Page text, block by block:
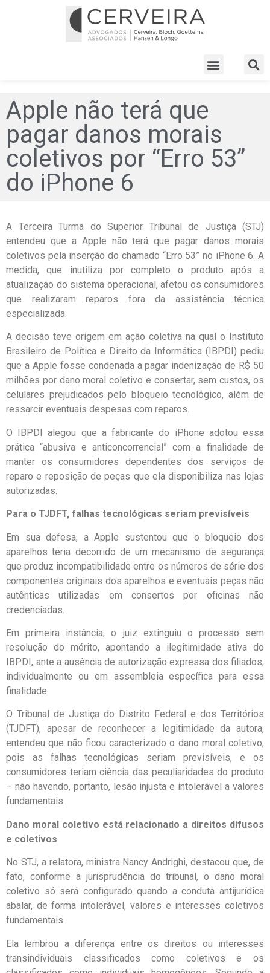
Apple não terá que
pagar danos morais
coletivos por “Erro 53”
do iPhone 6
A Terceira Turma do Superior Tribunal de Justiça (STJ)
entendeu que a Apple não terá que pagar danos morais
coletivos pela inserção do chamado “Erro 53” no iPhone 6. A
medida, que inutiliza por completo o produto após a
atualização do sistema operacional, afetou os consumidores
que realizaram reparos fora da assistência técnica
especializada.
A decisão teve origem em ação coletiva na qual o Instituto
Brasileiro de Política e Direito da Informática (IBPDI) pediu
que a Apple fosse condenada a pagar indenização de R$ 50
milhões por dano moral coletivo e consertar, sem custos, os
celulares prejudicados pelo bloqueio tecnológico, além de
ressarcir eventuais despesas com reparos.
O IBPDI alegou que a fabricante do iPhone adotou essa
prática “abusiva e anticoncorrencial” com a finalidade de
manter os consumidores dependentes dos serviços de
reparo e reposição de peças que ela disponibiliza nas lojas
autorizadas.
Para o TJDFT, falhas tecnológicas seriam previsíveis
Em sua defesa, a Apple sustentou que o bloqueio dos
aparelhos teria decorrido de um mecanismo de segurança
que produz incompatibilidade entre os números de série dos
componentes originais dos aparelhos e eventuais peças não
autênticas utilizadas em consertos por oficinas não
credenciadas.
Em primeira instância, o juiz extinguiu o processo sem
resolução do mérito, apontando a ilegitimidade ativa do
IBPDI, ante a ausência de autorização expressa dos filiados,
individualmente ou em assembleia específica para essa
finalidade.
O Tribunal de Justiça do Distrito Federal e dos Territórios
(TJDFT), apesar de reconhecer a legitimidade da autora,
entendeu que não ficou caracterizado o dano moral coletivo,
pois as falhas tecnológicas seriam previsíveis, e os
consumidores teriam ciência das peculiaridades do produto
– não havendo, portanto, lesão injusta e intolerável a valores
fundamentais.
Dano moral coletivo está relacionado a direitos difusos
e coletivos
No STJ, a relatora, ministra Nancy Andrighi, destacou que, de
fato, conforme a jurisprudência do tribunal, o dano moral
coletivo só será configurado quando a conduta antijurídica
abalar, de forma intolerável, valores e interesses coletivos
fundamentais.
Ela lembrou a diferença entre os direitos ou interesses
transindividuais classificados como coletivos e os